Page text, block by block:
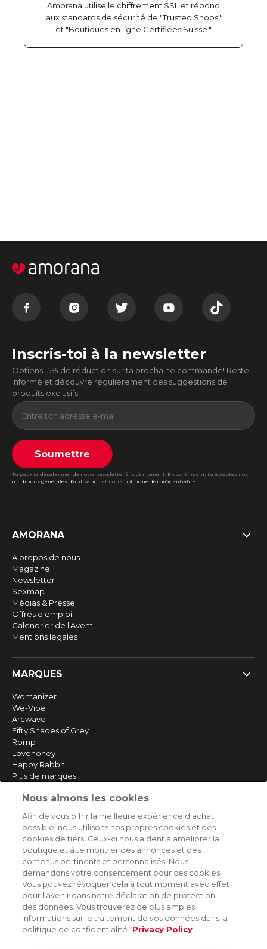
Amorana utilise le chiffrement SSL et répond
aux standards de sécurité de "Trusted Shops"
et "Boutiques en ligne Certifiées Suisse."
Inscris-toi à la newsletter
Obtiens 15% de réduction sur ta prochaine commande! Reste
informé et découvre régulièrement des suggestions de
produits exclusifs.
Soumettre
Tu peux te désabonner de notre newsletter à tout moment. En continuant, tu acceptes nos
conditions générales d'utilisation et notre politique de confidentialité.
AMORANA
À propos de nous
Magazine
Newsletter
Sexmap
Médias & Presse
Offres d'emploi
Calendrier de l'Avent
Mentions légales
MARQUES
Womanizer
We-Vibe
Arcwave
Fifty Shades of Grey
Romp
Lovehoney
Happy Rabbit
Plus de marques
SERVICE
Livraison rapide et gratuite
Retours & remboursements
Paiement sécurisé
AIDE
Contact
Nous aimons les cookies
Afin de vous offrir la meilleure expérience d'achat
possible, nous utilisons nos propres cookies et des
cookies de tiers. Ceux-ci nous aident à améliorer la
boutique et à te montrer des annonces et des
contenus pertinents et personnalisés. Nous
demandons votre consentement pour ces cookies.
Vous pouvez révoquer cela à tout moment avec effet
pour l'avenir dans notre déclaration de protection
des données. Vous trouverez de plus amples
informations sur le traitement de vos données dans la
politique de confidentialité.
Privacy Policy